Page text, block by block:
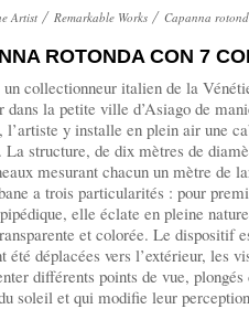
Artist Remarkable Works Capanna
ROTONDA CON 7
un collectionneur italien de la
dans la petite ville d’Asiago de
l’artiste y installe en plein air une
La structure, de dix mètres de
mesurant chacun un mètre de
a trois particularités : pour
elle éclate en pleine
et colorée. Le dispositif
été déplacées vers l’extérieur, les
différents points de vue,
soleil et qui modifie leur